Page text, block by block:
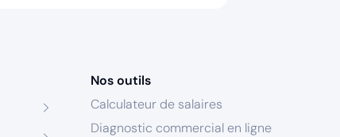
Nos outils
Calculateur de salaires
Diagnostic commercial en ligne